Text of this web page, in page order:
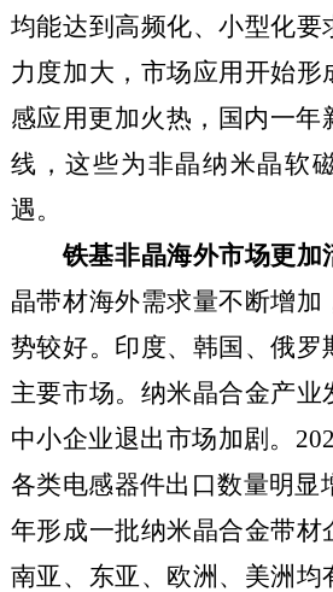
均能达到高频化、小型化要
力度加大，市场应用开始形
感应用更加火热，国内一年
线，这些为非晶纳米晶软
遇。
铁基非晶海外市场更加
晶带材海外需求量不断增加
势较好。印度、韩国、俄罗
主要市场。纳米晶合金产业
中小企业退出市场加剧。
各类电感器件出口数量明显
年形成一批纳米晶合金带材
南亚、东亚、欧洲、美洲均